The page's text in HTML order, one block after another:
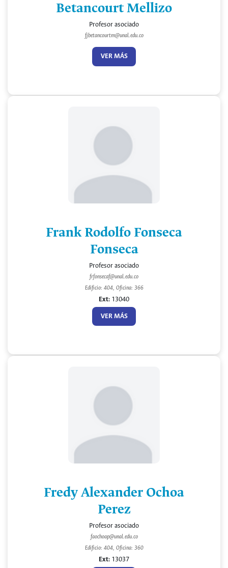
Betancourt Mellizo
Profesor asociado
fjbetancourtm@unal.edu.co
VER MÁS
Frank Rodolfo Fonseca
Fonseca
Profesor asociado
frfonsecaf@unal.edu.co
Edificio: 404, Oficina: 366
Ext: 13040
VER MÁS
Fredy Alexander Ochoa
Perez
Profesor asociado
faochoap@unal.edu.co
Edificio: 404, Oficina: 360
Ext: 13037